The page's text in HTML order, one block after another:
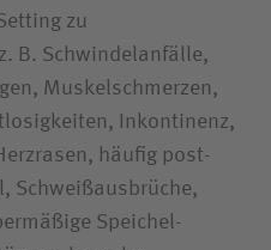
zu
B. Schwindelanfälle,
Muskelschmerzen,
Inkontinenz,
häufig post­
Schweiß­ausbrüche,
Speichel­